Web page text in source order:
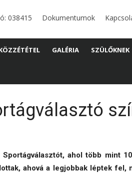
038415 Dokumentumok
GALÉRIA SZÜLŐKNEK
ahol több mint
ahová a legjobbak léptek fel,